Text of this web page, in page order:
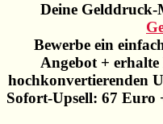
Deine Gelddruck-
Bewerbe ein
Angebot +
hochkonvertierenden
Sofort-Upsell: 67 Euro